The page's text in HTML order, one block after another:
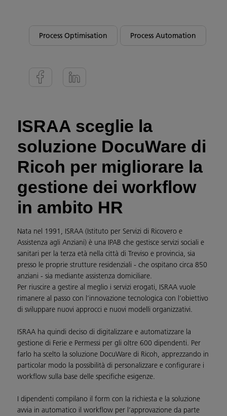
Process Optimisation Process Automation
ISRAA sceglie la
soluzione DocuWare di
Ricoh per migliorare la
gestione dei workflow
in ambito HR
Nata nel 1991, ISRAA (Istituto per Servizi di Ricovero e
Assistenza agli Anziani) è una IPAB che gestisce servizi sociali e
sanitari per la terza età nella città di Treviso e provincia, sia
presso le proprie strutture residenziali - che ospitano circa 850
anziani - sia mediante assistenza domiciliare.
Per riuscire a gestire al meglio i servizi erogati, ISRAA vuole
rimanere al passo con l’innovazione tecnologica con l’obiettivo
di sviluppare nuovi approcci e nuovi modelli organizzativi.
ISRAA ha quindi deciso di digitalizzare e automatizzare la
gestione di Ferie e Permessi per gli oltre 600 dipendenti. Per
farlo ha scelto la soluzione DocuWare di Ricoh, apprezzando in
particolar modo la possibilità di personalizzare e configurare i
workflow sulla base delle specifiche esigenze.
I dipendenti compilano il form con la richiesta e la soluzione
avvia in automatico il workflow per l’approvazione da parte